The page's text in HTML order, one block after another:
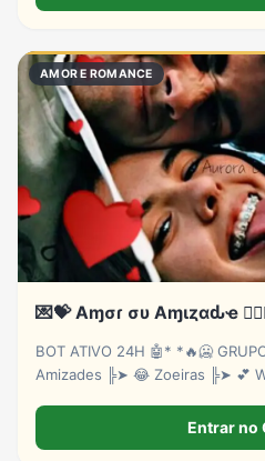
AMOR E ROMANCE
💌💝 Aɱσɾ συ Aɱιȥαԃҽ
BOT ATIVO 24H 🤖* *🔥🥶
Amizades ╠➤ 😂 Zoeiras ╠➤ 💕
Entrar no